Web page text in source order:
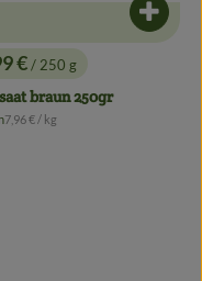
Warenkorb hinzufügen
€/ 250 g
braun 250gr
, Referenzpreis:
7,96 €/ kg